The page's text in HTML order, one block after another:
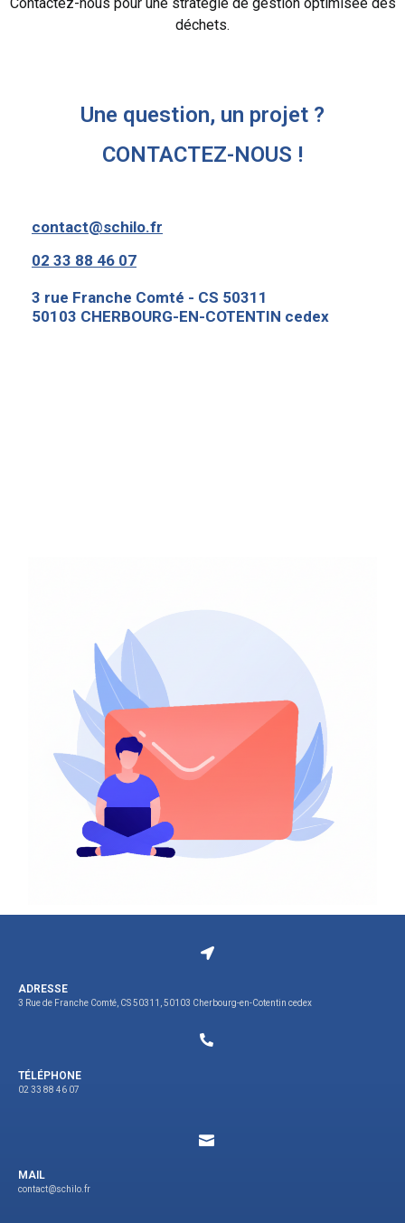
Contactez-nous pour une stratégie de gestion optimisée des
déchets.
Une question, un projet ?
CONTACTEZ-NOUS !
contact@schilo.fr
02 33 88 46 07
3 rue Franche Comté - CS 50311
50103 CHERBOURG-EN-COTENTIN cedex
ADRESSE
3 Rue de Franche Comté, CS 50311, 50103 Cherbourg-en-Cotentin cedex
TÉLÉPHONE
02 33 88 46 07
MAIL
contact@schilo.fr